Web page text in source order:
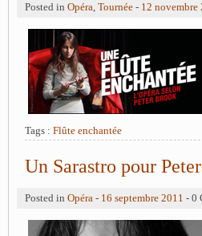
Posted in Opéra Tournée - 12 novembre
Tags : Flûte enchantée
Un Sarastro pour
Posted in Opéra - 16 septembre 2011 - 0